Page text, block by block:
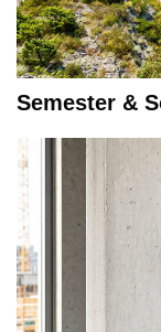
Semester &